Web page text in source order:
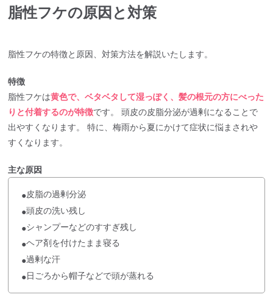
脂性フケの原因と対策
脂性フケの特徴と原因、対策方法を解説いたします。
特徴
脂性フケは黄色で、ベタベタして湿っぽく、髪の根元の方にべった
りと付着するのが特徴です。 頭皮の皮脂分泌が過剰になることで
出やすくなります。 特に、梅雨から夏にかけて症状に悩まされや
すくなります。
主な原因
●皮脂の過剰分泌
●頭皮の洗い残し
●シャンプーなどのすすぎ残し
●ヘア剤を付けたまま寝る
●過剰な汗
●日ごろから帽子などで頭が蒸れる